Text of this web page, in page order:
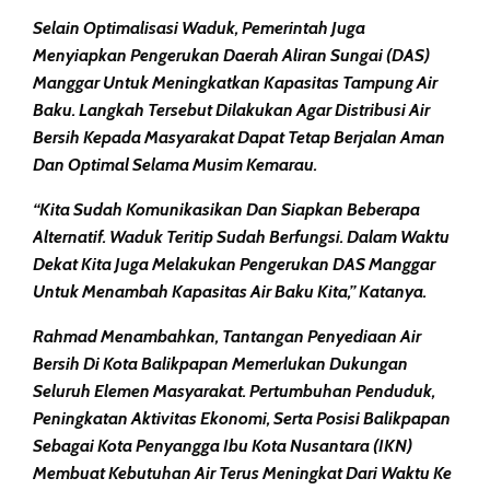
Selain Optimalisasi Waduk, Pemerintah Juga
Menyiapkan Pengerukan Daerah Aliran Sungai (DAS)
Manggar Untuk Meningkatkan Kapasitas Tampung Air
Baku. Langkah Tersebut Dilakukan Agar Distribusi Air
Bersih Kepada Masyarakat Dapat Tetap Berjalan Aman
Dan Optimal Selama Musim Kemarau.
“Kita Sudah Komunikasikan Dan Siapkan Beberapa
Alternatif. Waduk Teritip Sudah Berfungsi. Dalam Waktu
Dekat Kita Juga Melakukan Pengerukan DAS Manggar
Untuk Menambah Kapasitas Air Baku Kita,” Katanya.
Rahmad Menambahkan, Tantangan Penyediaan Air
Bersih Di Kota Balikpapan Memerlukan Dukungan
Seluruh Elemen Masyarakat. Pertumbuhan Penduduk,
Peningkatan Aktivitas Ekonomi, Serta Posisi Balikpapan
Sebagai Kota Penyangga Ibu Kota Nusantara (IKN)
Membuat Kebutuhan Air Terus Meningkat Dari Waktu Ke